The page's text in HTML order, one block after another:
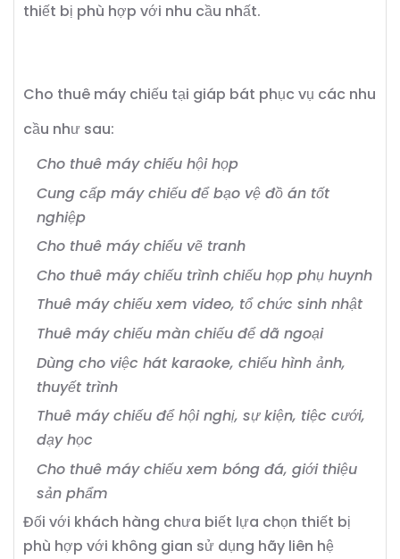
thiết bị phù hợp với nhu cầu nhất.
Cho thuê máy chiếu tại giáp bát phục vụ các nhu
cầu như sau:
Cho thuê máy chiếu hội họp
Cung cấp máy chiếu để bạo vệ đồ án tốt
nghiệp
Cho thuê máy chiếu vẽ tranh
Cho thuê máy chiếu trình chiếu họp phụ huynh
Thuê máy chiếu xem video, tổ chức sinh nhật
Thuê máy chiếu màn chiếu để dã ngoại
Dùng cho việc hát karaoke, chiếu hình ảnh,
thuyết trình
Thuê máy chiếu để hội nghị, sự kiện, tiệc cưới,
dạy học
Cho thuê máy chiếu xem bóng đá, giới thiệu
sản phẩm
Đối với khách hàng chưa biết lựa chọn thiết bị
phù hợp với không gian sử dụng hãy liên hệ